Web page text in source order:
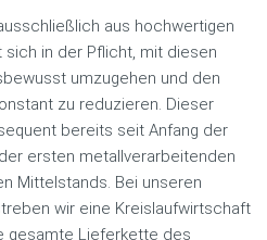
aus hochwertigen
sich in der Pflicht, mit diesen
umzugehen und den
zu reduzieren. Dieser
bereits seit Anfang der
ersten metallverarbeitenden
Mittelstands. Bei unseren
wir eine Kreislaufwirtschaft
gesamte Lieferkette des